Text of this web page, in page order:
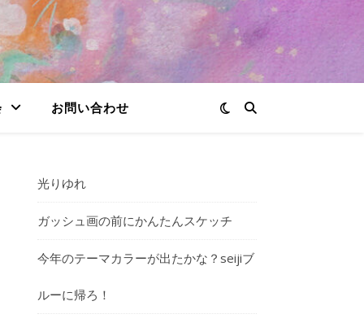
お問い合わせ
光りゆれ
ガッシュ画の前にかんたんスケッチ
今年のテーマカラーが出たかな？seijiブ
ルーに帰ろ！